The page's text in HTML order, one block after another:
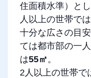
住面積水準）と
人以上の世帯では
十分な広さの目
ては都市部の一
は55㎡。
2人以上の世帯で